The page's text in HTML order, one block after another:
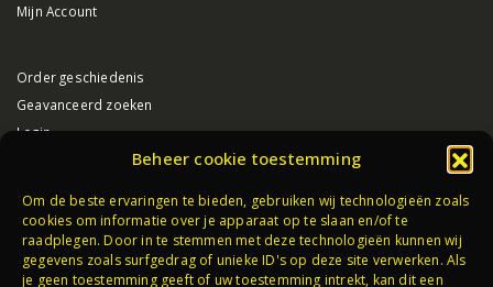
Beheer cookie toestemming
Om de beste ervaringen te bieden, gebruiken wij technologieën zoals
cookies om informatie over je apparaat op te slaan en/of te
raadplegen. Door in te stemmen met deze technologieën kunnen wij
gegevens zoals surfgedrag of unieke ID's op deze site verwerken. Als
je geen toestemming geeft of uw toestemming intrekt, kan dit een
Mijn Account
Order geschiedenis
Geavanceerd zoeken
Login
VUURWERK HAAKSBERGEN
Algemene voorwaarden
Privacybeleid
Partners